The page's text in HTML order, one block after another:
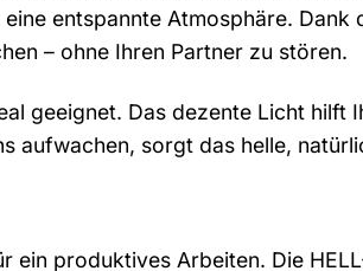
entspannte Atmosphäre.
– ohne Ihren Partner zu stören.
geeignet. Das dezente Licht hilft
aufwachen, sorgt das helle,
ein produktives Arbeiten. Die